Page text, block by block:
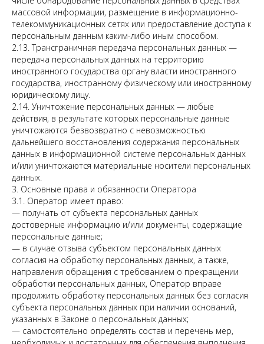
массовой информации, размещение в информационно-
телекоммуникационных сетях или предоставление доступа к
персональным данным каким-либо иным способом.
2.13. Трансграничная передача персональных данных —
передача персональных данных на территорию
иностранного государства органу власти иностранного
государства, иностранному физическому или иностранному
юридическому лицу.
2.14. Уничтожение персональных данных — любые
действия, в результате которых персональные данные
уничтожаются безвозвратно с невозможностью
дальнейшего восстановления содержания персональных
данных в информационной системе персональных данных
и/или уничтожаются материальные носители персональных
данных.
3. Основные права и обязанности Оператора
3.1. Оператор имеет право:
— получать от субъекта персональных данных
достоверные информацию и/или документы, содержащие
персональные данные;
— в случае отзыва субъектом персональных данных
согласия на обработку персональных данных, а также,
направления обращения с требованием о прекращении
обработки персональных данных, Оператор вправе
продолжить обработку персональных данных без согласия
субъекта персональных данных при наличии оснований,
указанных в Законе о персональных данных;
— самостоятельно определять состав и перечень мер,